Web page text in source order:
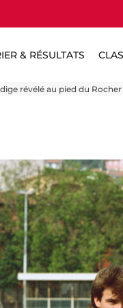
& RÉSULTATS
révélé au pied du Rocher